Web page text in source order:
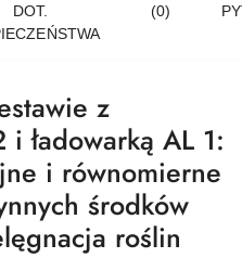
DOT.
(0)
z
ładowarką AL 1:
i równomierne
środków
roślin